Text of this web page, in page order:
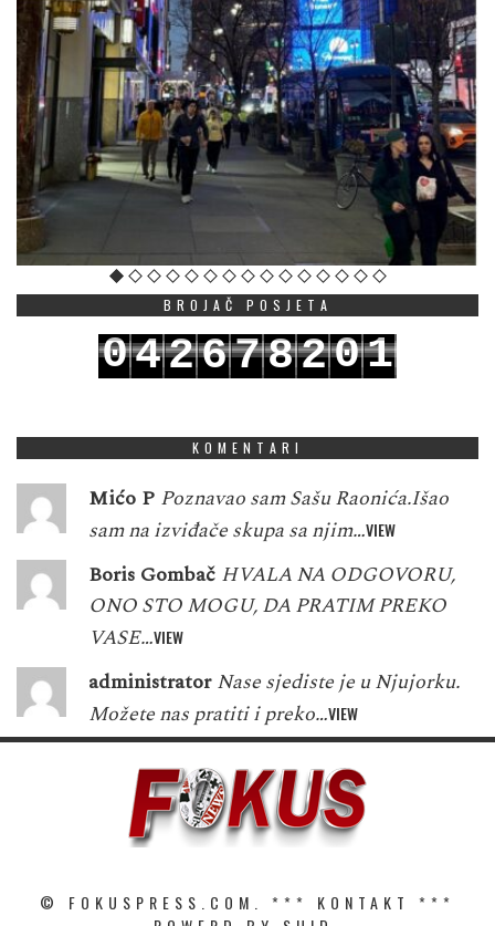
BROJAČ POSJETA
042678201
KOMENTARI
Mićo P Poznavao sam Sašu Raonića.Išao
sam na izviđače skupa sa njim…VIEW
Boris Gombač HVALA NA ODGOVORU,
ONO STO MOGU, DA PRATIM PREKO
VASE…VIEW
administrator Nase sjediste je u Njujorku.
Možete nas pratiti i preko…VIEW
© FOKUSPRESS.COM. *** KONTAKT
***